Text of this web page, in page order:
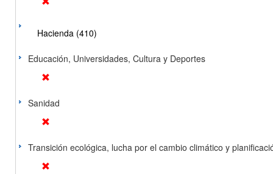
Hacienda (410)
Educación, Universidades, Cultura y Deportes
Sanidad
Transición ecológica, lucha por el cambio climático y